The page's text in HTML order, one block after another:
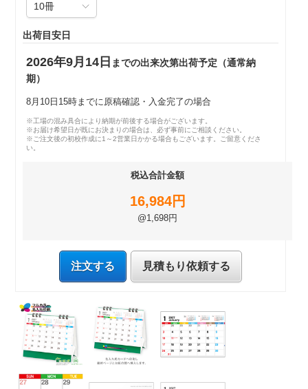
出荷目安日
2026年9月14日 までの出来次第出荷予定（通常納
期）
8月10日15時までに原稿確認・入金完了の場合
※工場の混み具合により納期が前後する場合がございます。
※お届け希望日が既にお決まりの場合は、必ず事前にご相談ください。
※ご注文後の初校作成に1～2営業日かかる場合もございます。ご留意くださ
い。
税込合計金額
16,984円
@1,698円
注文する 見積もり依頼する